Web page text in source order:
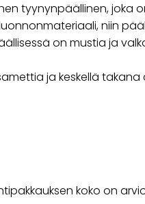
tyynynpäällinen, joka
niin
on mustia ja
ja keskellä takana
koko on